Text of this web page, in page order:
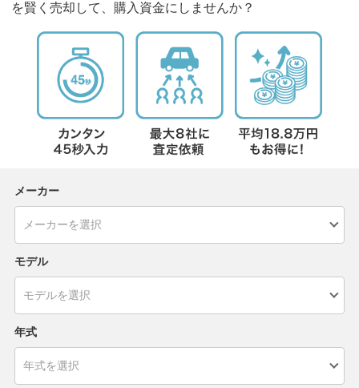
を賢く売却して、購入資金にしませんか？
メーカー
モデル
年式